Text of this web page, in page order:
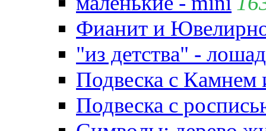
Фианит и
"из детства" -
Подвеска с
Подвеска с